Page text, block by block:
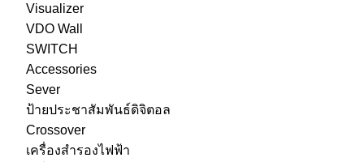
Visualizer
VDO Wall
SWITCH
Accessories
Sever
ป้ายประชาสัมพันธ์ดิจิตอล
Crossover
เครื่องสำรองไฟฟ้า